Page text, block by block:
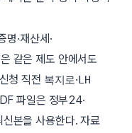
명·재산세·
같은 제도 안에서도
청 직전 복지로·LH
파일은 정부24·
신본을 사용한다. 자료